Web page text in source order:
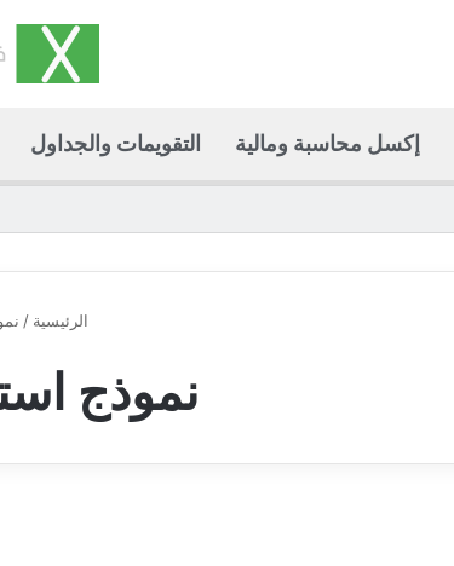
إكسل محاسبة ومالية التقويمات والجداول
الرئيسية /
نموذج